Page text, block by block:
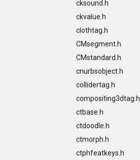
cksound.h
ckvalue.h
clothtag.h
CMsegment.h
CMstandard.h
cnurbsobject.h
collidertag.h
compositing3dtag.h
ctbase.h
ctdoodle.h
ctmorph.h
ctphfeatkeys.h